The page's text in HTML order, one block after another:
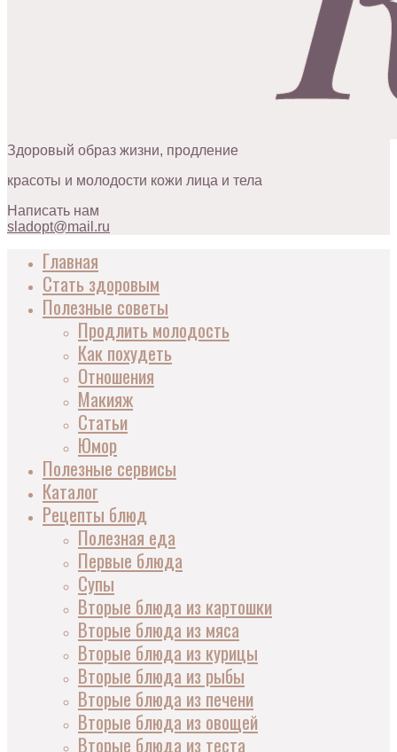
Здоровый образ жизни, продление
красоты и молодости кожи лица и тела
Написать нам
sladopt@mail.ru
Главная
Стать здоровым
Полезные советы
Продлить молодость
Как похудеть
Отношения
Макияж
Статьи
Юмор
Полезные сервисы
Каталог
Рецепты блюд
Полезная еда
Первые блюда
Супы
Вторые блюда из картошки
Вторые блюда из мяса
Вторые блюда из курицы
Вторые блюда из рыбы
Вторые блюда из печени
Вторые блюда из овощей
Вторые блюда из теста